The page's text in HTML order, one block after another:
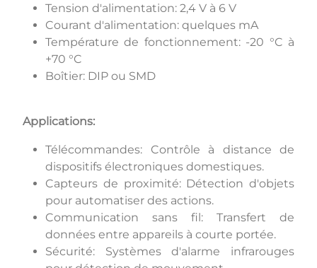
Tension d'alimentation: 2,4 V à 6 V
Courant d'alimentation: quelques mA
Température de fonctionnement: -20 °C à
+70 °C
Boîtier: DIP ou SMD
Applications:
Télécommandes: Contrôle à distance de
dispositifs électroniques domestiques.
Capteurs de proximité: Détection d'objets
pour automatiser des actions.
Communication sans fil: Transfert de
données entre appareils à courte portée.
Sécurité: Systèmes d'alarme infrarouges